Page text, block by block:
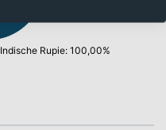
Indische Rupie: 100,00%